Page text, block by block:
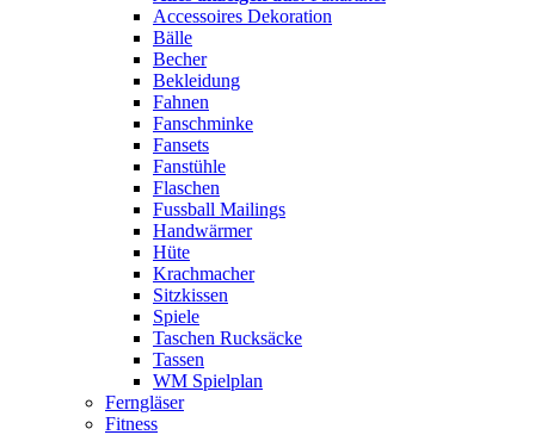
Accessoires Dekoration
Bälle
Becher
Bekleidung
Fahnen
Fanschminke
Fansets
Fanstühle
Flaschen
Fussball Mailings
Handwärmer
Hüte
Krachmacher
Sitzkissen
Spiele
Taschen Rucksäcke
Tassen
WM Spielplan
Ferngläser
Fitness